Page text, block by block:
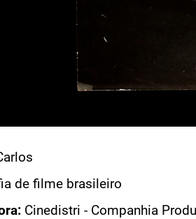
de filme brasileiro
Cinedistri - Companhia